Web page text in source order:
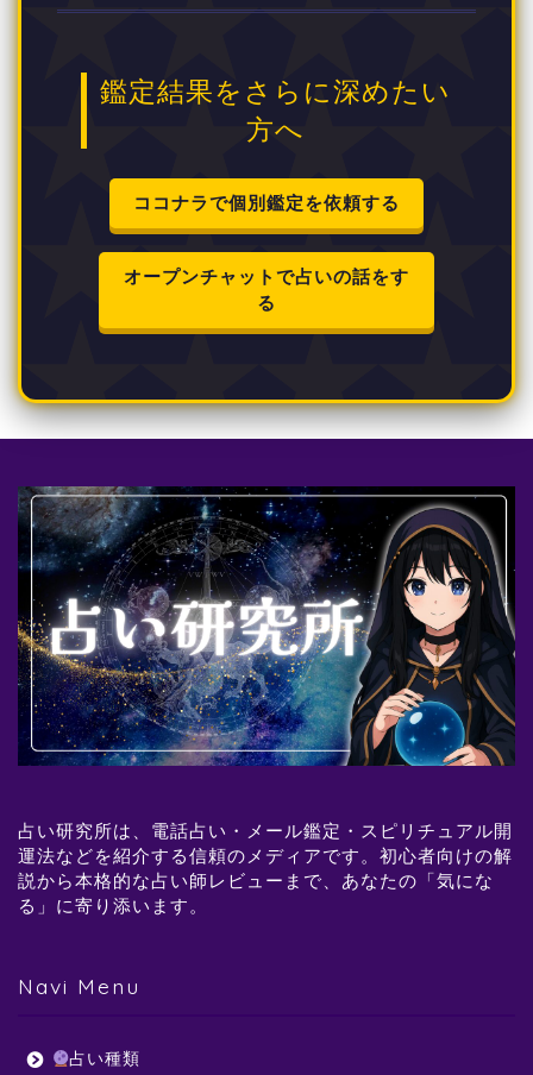
鑑定結果をさらに深めたい
方へ
ココナラで個別鑑定を依頼する
オープンチャットで占いの話をす
る
占い研究所は、電話占い・メール鑑定・スピリチュアル開
運法などを紹介する信頼のメディアです。初心者向けの解
説から本格的な占い師レビューまで、あなたの「気にな
る」に寄り添います。
Navi Menu
占い種類